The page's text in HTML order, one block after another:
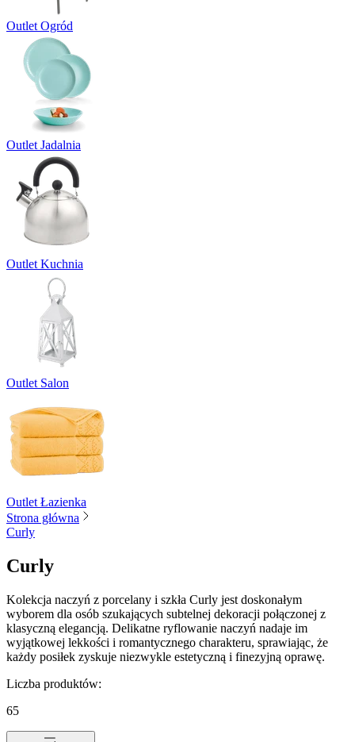
Outlet Ogród
Outlet Jadalnia
Outlet Kuchnia
Outlet Salon
Outlet Łazienka
Strona główna
Curly
Curly
Kolekcja naczyń z porcelany i szkła Curly jest doskonałym
wyborem dla osób szukających subtelnej dekoracji połączonej z
klasyczną elegancją. Delikatne ryflowanie naczyń nadaje im
wyjątkowej lekkości i romantycznego charakteru, sprawiając, że
każdy posiłek zyskuje niezwykle estetyczną i finezyjną oprawę.
Liczba produktów:
65